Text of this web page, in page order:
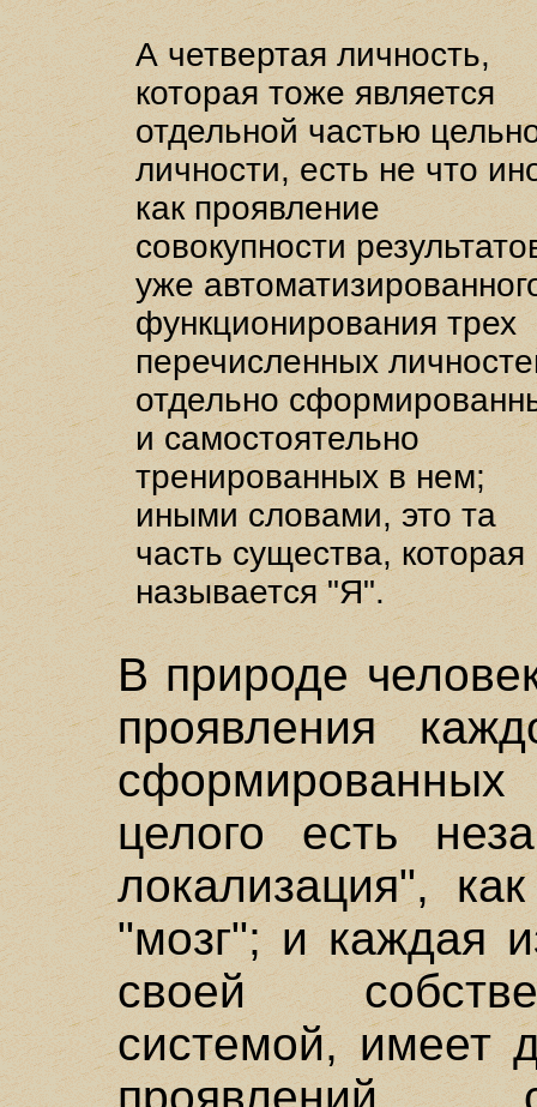
А четвертая личность,
которая тоже является
отдельной частью
личности, есть не что
как проявление
совокупности
уже
функционирования трех
перечисленных
отдельно
и самостоятельно
тренированных в нем;
иными словами, это та
часть существа, которая
называется "Я".
В природе
проявления
целого есть
локализация",
"мозг"; и каждая
своей
системой, имеет
проявлений